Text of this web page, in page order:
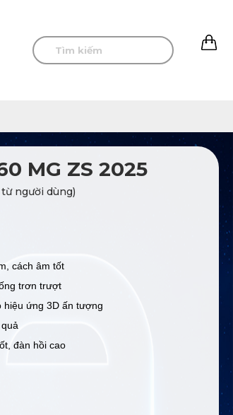
MG ZS 2025
người dùng)
cách âm tốt
trơn trượt
hiệu ứng 3D ấn tượng
đàn hồi cao